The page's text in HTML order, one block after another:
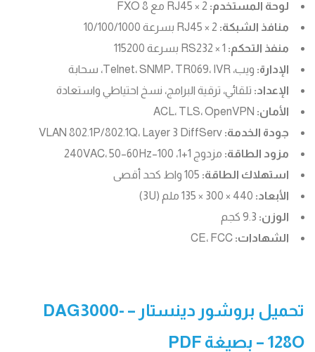
لوحة المستخدم:
منافذ الشبكة:
منفذ التحكم:
الإدارة: ويب، Telnet، SNMP، TR069، IVR، سحابة
الإعداد: تلقائي، ترقية البرامج، نسخ احتياطي واستعادة
الأمان:
جودة الخدمة:
مزود الطاقة: مزدوج 1+1، 100–240VAC، 50–60Hz
استهلاك الطاقة:
الأبعاد:
الوزن:
الشهادات:
تحميل بروشور دينستار – DAG3000-
128O – بصيغة PDF